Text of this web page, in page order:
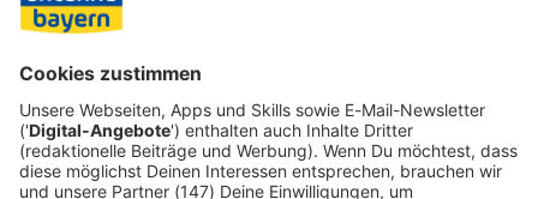
Auto auf ihn gewartet. Beamte nahmen die beiden nach
«vorausgegangenen Ermittlungen» kurz nach der
Übergabe fest. Wie genau die Polizei den beiden auf die
nach der Tat erließ ein Richter Haftbefehl gegen die
beiden Männer.